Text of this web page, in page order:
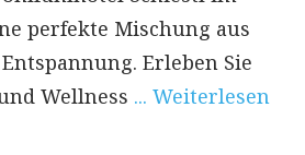
perfekte Mischung aus
Erleben Sie
Wellness ... Weiterlesen